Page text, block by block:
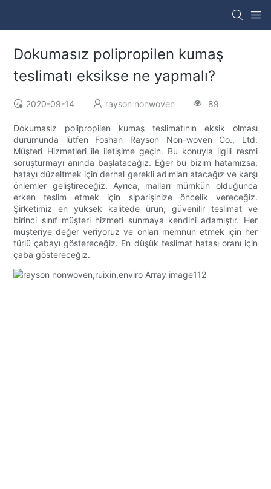
Dokumasız polipropilen kumaş
teslimatı eksikse ne yapmalı?
2020-09-14 rayson nonwoven 89
Dokumasız polipropilen kumaş teslimatının eksik olması
durumunda lütfen Foshan Rayson Non-woven Co., Ltd.
Müşteri Hizmetleri ile iletişime geçin. Bu konuyla ilgili resmi
soruşturmayı anında başlatacağız. Eğer bu bizim hatamızsa,
hatayı düzeltmek için derhal gerekli adımları atacağız ve karşı
önlemler geliştireceğiz. Ayrıca, malları mümkün olduğunca
erken teslim etmek için siparişinize öncelik vereceğiz.
Şirketimiz en yüksek kalitede ürün, güvenilir teslimat ve
birinci sınıf müşteri hizmeti sunmaya kendini adamıştır. Her
müşteriye değer veriyoruz ve onları memnun etmek için her
türlü çabayı göstereceğiz. En düşük teslimat hatası oranı için
çaba göstereceğiz.